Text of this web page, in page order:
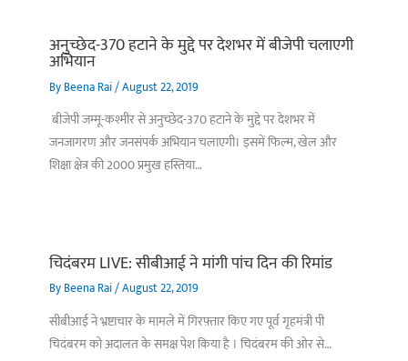
अनुच्छेद-370 हटाने के मुद्दे पर देशभर में बीजेपी चलाएगी
अभियान
ByBeena Rai/August 22, 2019
बीजेपी जम्मू-कश्मीर से अनुच्छेद-370 हटाने के मुद्दे पर देशभर में
जनजागरण और जनसंपर्क अभियान चलाएगी। इसमें फिल्म, खेल और
शिक्षा क्षेत्र की 2000 प्रमुख हस्तिया…
चिदंबरम LIVE: सीबीआई ने मांगी पांच दिन की रिमांड
ByBeena Rai/August 22, 2019
सीबीआई ने भ्रष्टाचार के मामले में गिरफ़्तार किए गए पूर्व गृहमंत्री पी
चिदंबरम को अदालत के समक्ष पेश किया है । चिदंबरम की ओर से…